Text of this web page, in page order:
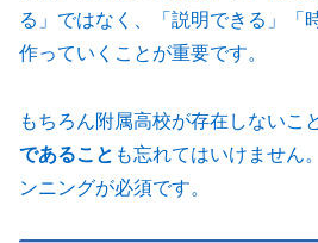
る」ではなく、「説明できる」「
作っていくことが重要です。
もちろん附属高校が存在しないこ
であること も忘れてはいけません
ンニングが必須です。